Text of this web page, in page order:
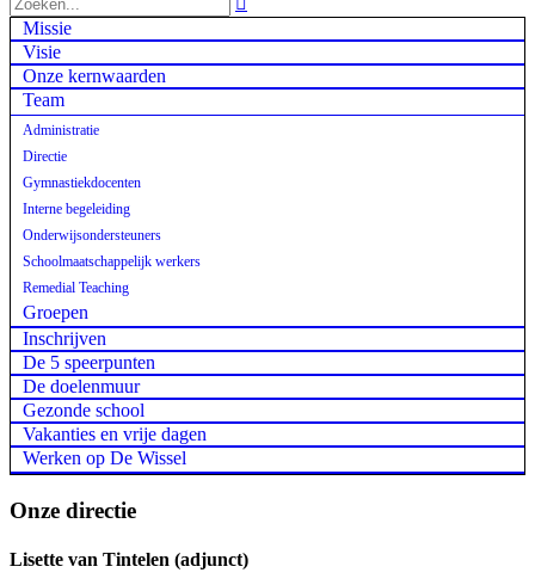
Missie
Visie
Onze kernwaarden
Team
Administratie
Directie
Gymnastiekdocenten
Interne begeleiding
Onderwijsondersteuners
Schoolmaatschappelijk werkers
Remedial Teaching
Groepen
Inschrijven
De 5 speerpunten
De doelenmuur
Gezonde school
Vakanties en vrije dagen
Werken op De Wissel
Onze directie
Lisette van Tintelen (adjunct)